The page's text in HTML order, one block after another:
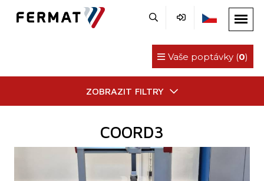
Vaše poptávky (0)
ZOBRAZIT FILTRY
COORD3